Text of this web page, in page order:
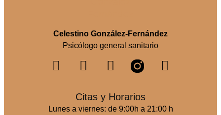
Celestino González-Fernández
Psicólogo general sanitario
Citas y Horarios
Lunes a viernes: de 9:00h a 21:00 h